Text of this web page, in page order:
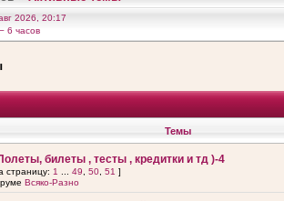
2026, 20:17
6 часов
Темы
билеты , тесты , кредитки и тд )-4
страницу: 1 49 50 51 ]
Всяко-Разно